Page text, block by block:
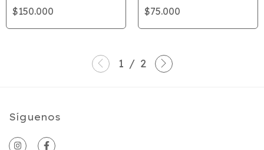
$150.000 $75.000
1 / 2
Síguenos